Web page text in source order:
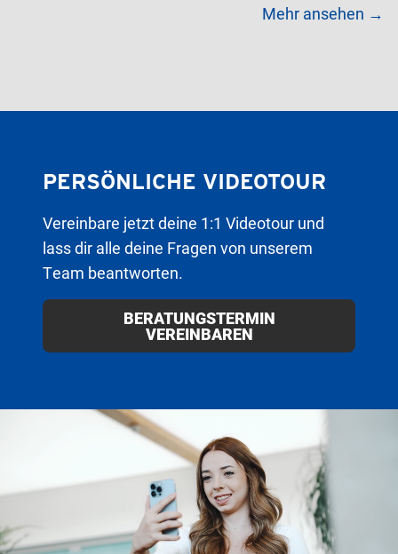
Mehr ansehen →
PERSÖNLICHE VIDEOTOUR
Vereinbare jetzt deine 1:1 Videotour und
lass dir alle deine Fragen von unserem
Team beantworten.
BERATUNGSTERMIN
VEREINBAREN